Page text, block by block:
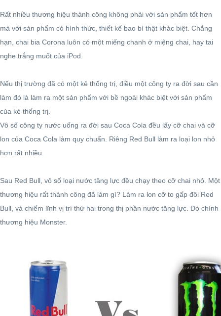
Rất nhiều thương hiệu thành công không phải với sản phẩm tốt hơn
mà với sản phẩm có hình thức, thiết kế bao bì thật khác biệt. Chẳng
hạn, chai bia Corona luôn có một miếng chanh ở miệng chai, hay tai
nghe trắng muốt của iPod.
Nếu thị trường đã có một kẻ thống trị, điều một công ty ra đời sau cần
làm đó là làm ra một sản phẩm với bề ngoài khác biệt với sản phẩm
của kẻ thống trị.
Vô số công ty nước uống ra đời sau Coca Cola đều lấy cỡ chai và cỡ
lon của Coca Cola làm quy chuẩn. Riêng Red Bull làm ra loại lon nhỏ
hơn rất nhiều.
Sau Red Bull, vô số loại nước tăng lực đều chạy theo cỡ chai nhỏ. Một
thương hiệu rất thành công đã làm gì? Làm ra lon cỡ to gấp đôi Red
Bull, và chiếm lĩnh vị trí thứ hai trong thị phần nước tăng lực. Đó chính
thương hiệu Monster.